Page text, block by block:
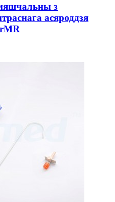
з
асяроддзя